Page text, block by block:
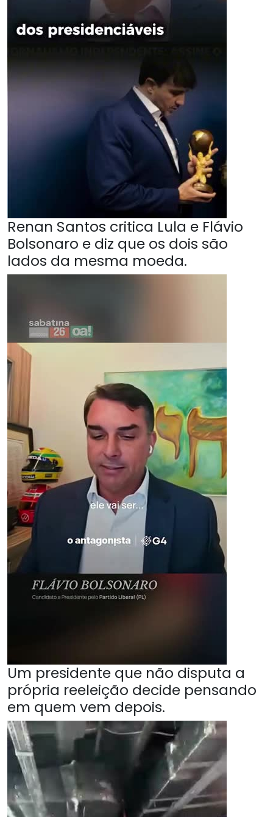
Renan Santos critica Lula e Flávio
Bolsonaro e diz que os dois são
lados da mesma moeda.
Um presidente que não disputa a
própria reeleição decide pensando
em quem vem depois.